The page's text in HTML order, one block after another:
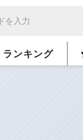
ランキング